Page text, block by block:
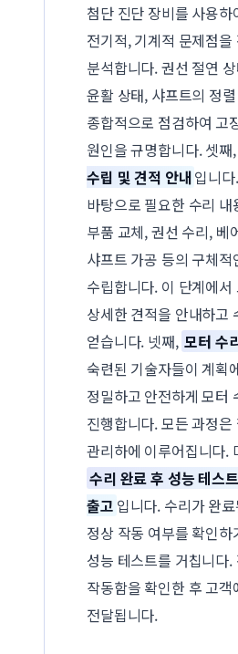
첨단 진단 장비를 사용하
전기적, 기계적 문제점을
분석합니다. 권선 절연
윤활 상태, 샤프트의 정
종합적으로 점검하여 고
원인을 규명합니다. 셋째,
수립 및 견적 안내입니
바탕으로 필요한 수리
부품 교체, 권선 수리, 베
샤프트 가공 등의 구체
수립합니다. 이 단계에서
상세한 견적을 안내하고
얻습니다. 넷째, 모터 수
숙련된 기술자들이 계획
정밀하고 안전하게 모터
진행합니다. 모든 과정은
관리하에 이루어집니다.
수리 완료 후 성능 테스
출고 입니다. 수리가 완
정상 작동 여부를 확인
성능 테스트를 거칩니다.
작동함을 확인한 후 고객
전달됩니다.